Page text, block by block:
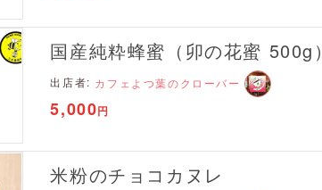
国産純粋蜂蜜（卯の花蜜 500g）
出店者: カフェよつ葉のクローバー
5,000円
米粉のチョコカヌレ